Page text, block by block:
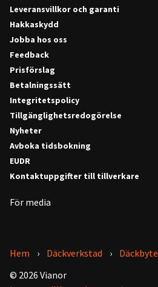
Leveransvillkor och garanti
Hakkaskydd
Jobba hos oss
Feedback
Prisförslag
Betalningssätt
Integritetspolicy
Tillgänglighetsredogörelse
Nyheter
Avboka tidsbokning
EUDR
Kontaktuppgifter till tillverkare
För media
Hem Däckverkstad Däckbyte
© 2026 Vianor